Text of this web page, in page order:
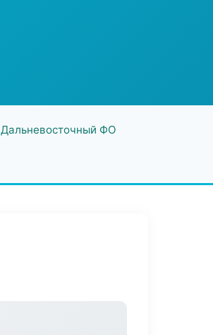
Дальневосточный ФО